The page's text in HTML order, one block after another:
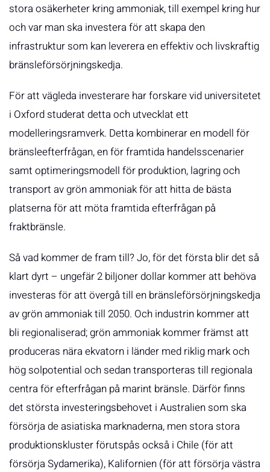
stora osäkerheter kring ammoniak, till exempel kring hur
och var man ska investera för att skapa den
infrastruktur som kan leverera en effektiv och livskraftig
bränsleförsörjningskedja.
För att vägleda investerare har forskare vid universitetet
i Oxford studerat detta och utvecklat ett
modelleringsramverk. Detta kombinerar en modell för
bränsleefterfrågan, en för framtida handelsscenarier
samt optimeringsmodell för produktion, lagring och
transport av grön ammoniak för att hitta de bästa
platserna för att möta framtida efterfrågan på
fraktbränsle.
Så vad kommer de fram till? Jo, för det första blir det så
klart dyrt – ungefär 2 biljoner dollar kommer att behöva
investeras för att övergå till en bränsleförsörjningskedja
av grön ammoniak till 2050. Och industrin kommer att
bli regionaliserad; grön ammoniak kommer främst att
produceras nära ekvatorn i länder med riklig mark och
hög solpotential och sedan transporteras till regionala
centra för efterfrågan på marint bränsle. Därför finns
det största investeringsbehovet i Australien som ska
försörja de asiatiska marknaderna, men stora stora
produktionskluster förutspås också i Chile (för att
försörja Sydamerika), Kalifornien (för att försörja västra